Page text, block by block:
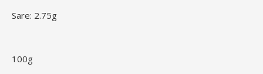
Sare: 2.75g
100g